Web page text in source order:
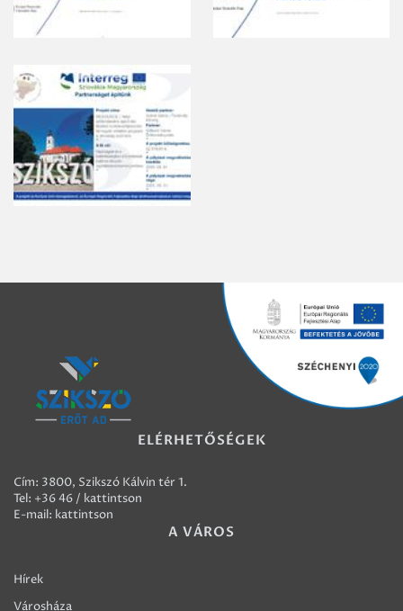
ELÉRHETŐSÉGEK
Cím: 3800, Szikszó Kálvin tér 1.
Tel: +36 46 / kattintson
E-mail: kattintson
A VÁROS
Hírek
Városháza